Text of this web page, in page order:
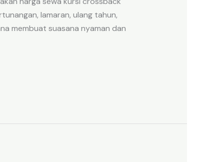
lamaran, ulang tahun,
membuat suasana nyaman dan